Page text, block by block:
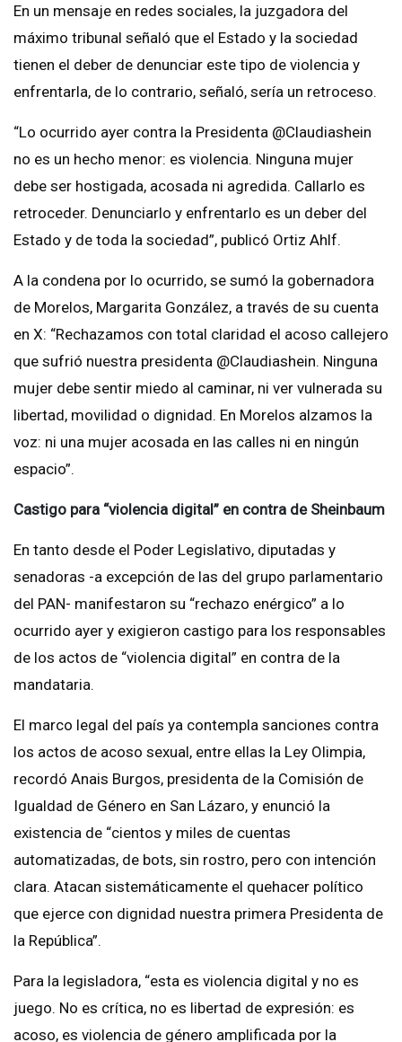
En un mensaje en redes sociales, la juzgadora del
máximo tribunal señaló que el Estado y la sociedad
tienen el deber de denunciar este tipo de violencia y
enfrentarla, de lo contrario, señaló, sería un retroceso.
“Lo ocurrido ayer contra la Presidenta @Claudiashein
no es un hecho menor: es violencia. Ninguna mujer
debe ser hostigada, acosada ni agredida. Callarlo es
retroceder. Denunciarlo y enfrentarlo es un deber del
Estado y de toda la sociedad”, publicó Ortiz Ahlf.
A la condena por lo ocurrido, se sumó la gobernadora
de Morelos, Margarita González, a través de su cuenta
en X: “Rechazamos con total claridad el acoso callejero
que sufrió nuestra presidenta @Claudiashein. Ninguna
mujer debe sentir miedo al caminar, ni ver vulnerada su
libertad, movilidad o dignidad. En Morelos alzamos la
voz: ni una mujer acosada en las calles ni en ningún
espacio”.
Castigo para “violencia digital” en contra de Sheinbaum
En tanto desde el Poder Legislativo, diputadas y
senadoras -a excepción de las del grupo parlamentario
del PAN- manifestaron su “rechazo enérgico” a lo
ocurrido ayer y exigieron castigo para los responsables
de los actos de “violencia digital” en contra de la
mandataria.
El marco legal del país ya contempla sanciones contra
los actos de acoso sexual, entre ellas la Ley Olimpia,
recordó Anais Burgos, presidenta de la Comisión de
Igualdad de Género en San Lázaro, y enunció la
existencia de “cientos y miles de cuentas
automatizadas, de bots, sin rostro, pero con intención
clara. Atacan sistemáticamente el quehacer político
que ejerce con dignidad nuestra primera Presidenta de
la República”.
Para la legisladora, “esta es violencia digital y no es
juego. No es crítica, no es libertad de expresión: es
acoso, es violencia de género amplificada por la